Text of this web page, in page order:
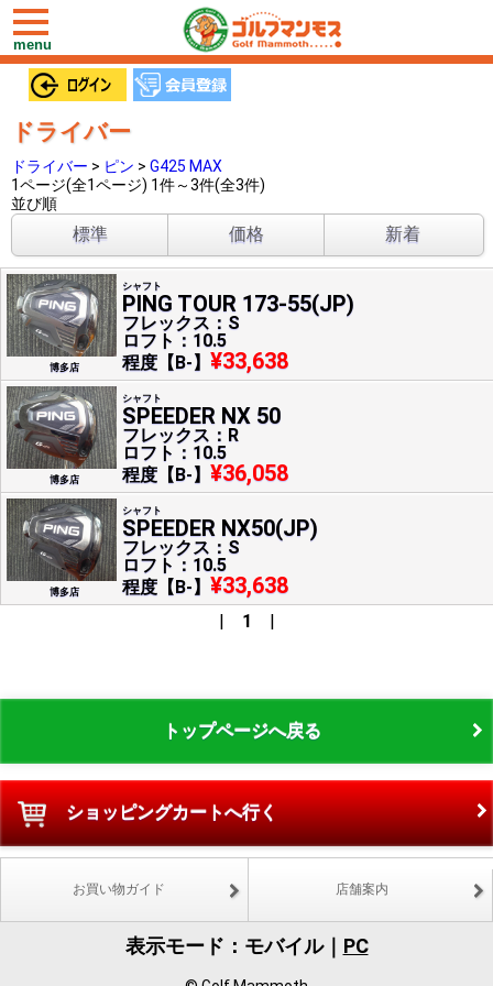
toggle
navigation
menu
ドライバー
ドライバー > ピン > G425 MAX
1ページ(全1ページ) 1件～3件(全3件)
並び順
標準 価格 新着
博多店
シャフト
PING TOUR 173-55(JP)
フレックス：S
ロフト：10.5
程度【B-】 ¥33,638
博多店
シャフト
SPEEDER NX 50
フレックス：R
ロフト：10.5
程度【B-】 ¥36,058
博多店
シャフト
SPEEDER NX50(JP)
フレックス：S
ロフト：10.5
程度【B-】 ¥33,638
| 1 |
トップページへ戻る
ショッピングカートへ行く
お買い物ガイド 店舗案内
表示モード：モバイル｜ PC